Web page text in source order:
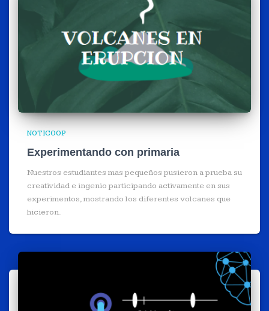
NOTICOOP
Experimentando con primaria
Nuestros estudiantes mas pequeños pusieron a prueba su
creatividad e ingenio participando activamente en sus
experimentos, mostrando los diferentes volcanes que
hicieron.